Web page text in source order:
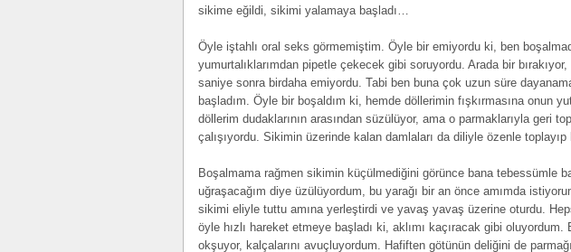
sikime eğildi, sikimi yalamaya başladı…
Öyle iştahlı oral seks görmemiştim. Öyle bir emiyordu ki, ben
yumurtalıklarımdan pipetle çekecek gibi soruyordu. Arada bir
saniye sonra birdaha emiyordu. Tabi ben buna çok uzun süre
başladım. Öyle bir boşaldım ki, hemde döllerimin fışkırmasına onun
döllerim dudaklarının arasından süzülüyor, ama o parmaklarıyla geri
çalışıyordu. Sikimin üzerinde kalan damlaları da diliyle özenle
Boşalmama rağmen sikimin küçülmediğini görünce bana tebessümle
uğraşacağım diye üzülüyordum, bu yarağı bir an önce amımda
sikimi eliyle tuttu amına yerleştirdi ve yavaş yavaş üzerine oturdu.
öyle hızlı hareket etmeye başladı ki, aklımı kaçıracak gibi oluyordum.
okşuyor, kalçalarını avuçluyordum. Hafiften götünün deliğini de